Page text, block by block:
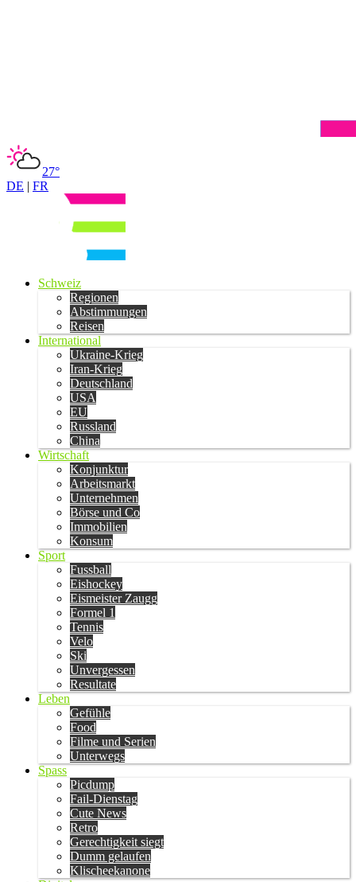
27°
DE | FR
Schweiz
Regionen
Abstimmungen
Reisen
International
Ukraine-Krieg
Iran-Krieg
Deutschland
USA
EU
Russland
China
Wirtschaft
Konjunktur
Arbeitsmarkt
Unternehmen
Börse und Co
Immobilien
Konsum
Sport
Fussball
Eishockey
Eismeister Zaugg
Formel 1
Tennis
Velo
Ski
Unvergessen
Resultate
Leben
Gefühle
Food
Filme und Serien
Unterwegs
Spass
Picdump
Fail-Dienstag
Cute News
Retro
Gerechtigkeit siegt
Dumm gelaufen
Klischeekanone